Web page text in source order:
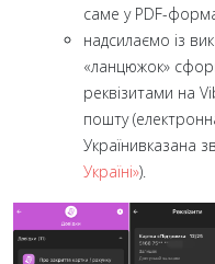
саме у PDF-
надсилаємо із
«ланцюжок»
реквізитами на
пошту
Українивказана
Україні»).